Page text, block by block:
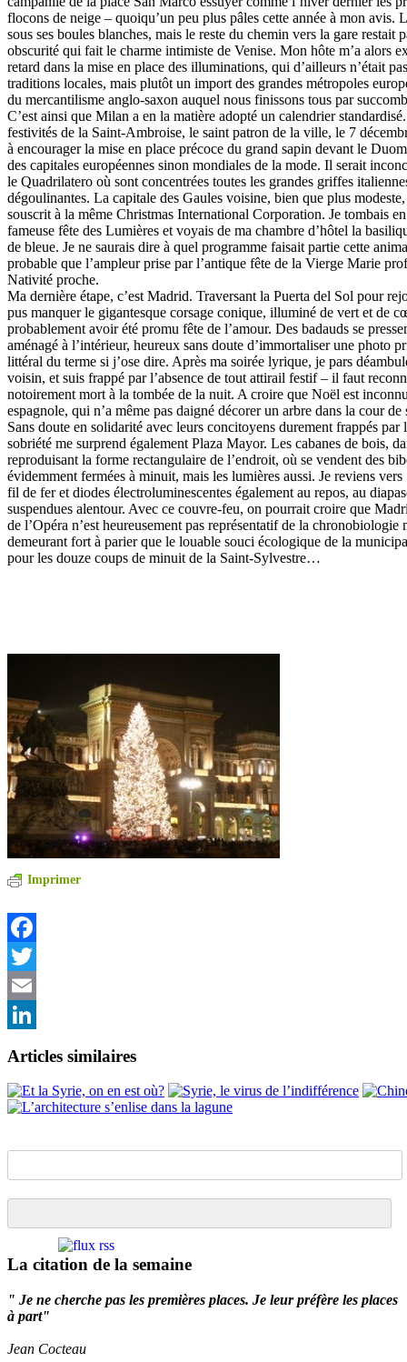
flocons de neige – quoiqu’un peu plus pâles cette année à mon avis.
sous ses boules blanches, mais le reste du chemin vers la gare restait
obscurité qui fait le charme intimiste de Venise. Mon hôte m’a alors
retard dans la mise en place des illuminations, qui d’ailleurs n’était
traditions locales, mais plutôt un import des grandes métropoles
du mercantilisme anglo-saxon auquel nous finissons tous par
C’est ainsi que Milan a en la matière adopté un calendrier
festivités de la Saint-Ambroise, le saint patron de la ville, le 7
à encourager la mise en place précoce du grand sapin devant le
des capitales européennes sinon mondiales de la mode. Il serait
le Quadrilatero où sont concentrées toutes les grandes griffes
dégoulinantes. La capitale des Gaules voisine, bien que plus
souscrit à la même Christmas International Corporation. Je tombais
fameuse fête des Lumières et voyais de ma chambre d’hôtel la
de bleue. Je ne saurais dire à quel programme faisait partie cette
probable que l’ampleur prise par l’antique fête de la Vierge Marie
Nativité proche.
Ma dernière étape, c’est Madrid. Traversant la Puerta del Sol pour
pus manquer le gigantesque corsage conique, illuminé de vert et de
probablement avoir été promu fête de l’amour. Des badauds se
aménagé à l’intérieur, heureux sans doute d’immortaliser une photo
littéral du terme si j’ose dire. Après ma soirée lyrique, je pars
voisin, et suis frappé par l’absence de tout attirail festif – il faut
notoirement mort à la tombée de la nuit. A croire que Noël est
espagnole, qui n’a même pas daigné décorer un arbre dans la cour
Sans doute en solidarité avec leurs concitoyens durement frappés par
sobriété me surprend également Plaza Mayor. Les cabanes de bois,
reproduisant la forme rectangulaire de l’endroit, où se vendent des
évidemment fermées à minuit, mais les lumières aussi. Je reviens
fil de fer et diodes électroluminescentes également au repos, au
suspendues alentour. Avec ce couvre-feu, on pourrait croire que
de l’Opéra n’est heureusement pas représentatif de la chronobiologie
demeurant fort à parier que le louable souci écologique de la
pour les douze coups de minuit de la Saint-Sylvestre…
Imprimer
Facebook
Twitter
Email
Articles similaires
La citation de la semaine
" Je ne cherche pas les premières places. Je leur préfère les places
à part"
Jean Cocteau